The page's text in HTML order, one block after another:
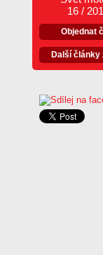
16 /
Objednat
Další články